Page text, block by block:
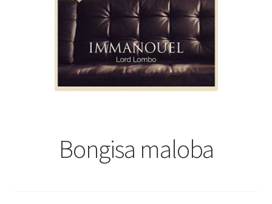
Tous les artistes
Validation de la commande
Vente onlineBongisa maloba